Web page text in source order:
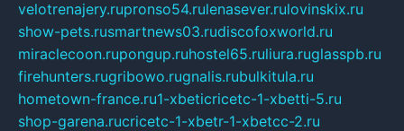
velotrenajery.rupronso54.rulenasever.rulovinskix.ru
show-pets.rusmartnews03.rudiscofoxworld.ru
miraclecoon.rupongup.ruhostel65.ruliura.ruglasspb.ru
firehunters.rugribowo.rugnalis.rubulkitula.ru
hometown-france.ru1-xbeticricetc-1-xbetti-5.ru
shop-garena.rucricetc-1-xbetr-1-xbetcc-2.ru